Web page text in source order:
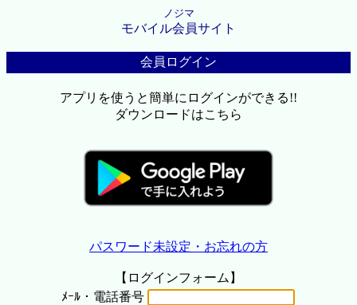
ノジマ
モバイル会員サイト
会員ログイン
アプリを使うと簡単にログインができる!!
ダウンロードはこちら
パスワード未設定・お忘れの方
【ログインフォーム】
ﾒｰﾙ・電話番号